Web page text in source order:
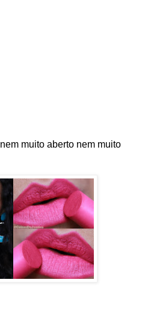
muito aberto nem muito